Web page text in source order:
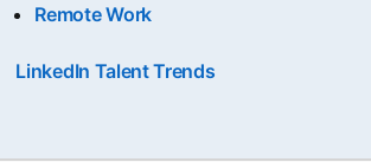
Remote Work
LinkedIn Talent Trends